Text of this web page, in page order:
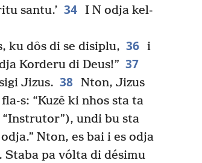
santu.’ 34 I N odja kel-
ku dôs di se disiplu, 36 i
Korderu di Deus!” 37
Jizus. 38 Nton, Jizus
s: “Kuzê ki nhos sta ta
undi bu sta
Nton, es bai i es odja
Staba pa vólta di désimu